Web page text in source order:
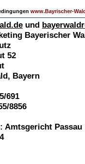
www.Bayrischer-
und
Bayerischer
52
Bayern
691
8856
Amtsgericht Passau